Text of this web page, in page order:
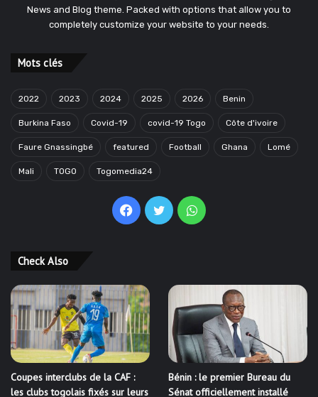
News and Blog theme. Packed with options that allow you to
completely customize your website to your needs.
Mots clés
2022 2023 2024 2025 2026 Benin
Burkina Faso Covid-19 covid-19 Togo Côte d'ivoire
Faure Gnassingbé featured Football Ghana Lomé
Mali TOGO Togomedia24
Facebook
TwitterWhatsApp
Check Also
Coupes interclubs de la CAF :
les clubs togolais fixés sur leurs
Bénin : le premier Bureau du
Sénat officiellement installé